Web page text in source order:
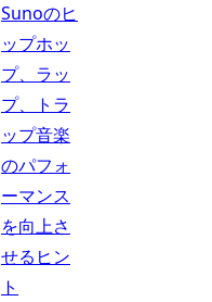
Sunoのヒ
ップホッ
プ、ラッ
プ、トラ
ップ音楽
のパフォ
ーマンス
を向上さ
せるヒン
ト